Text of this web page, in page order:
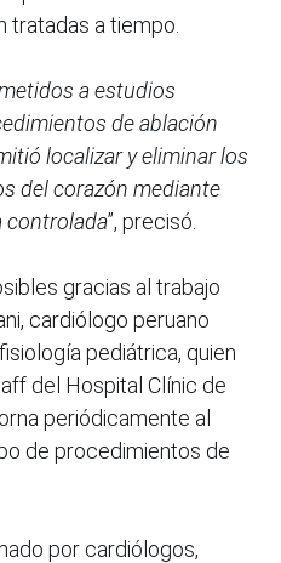
tratadas a tiempo.
a estudios
de ablación
localizar y eliminar los
del corazón mediante
controlada”, precisó.
gracias al trabajo
cardiólogo peruano
pediátrica, quien
del Hospital Clínic de
periódicamente al
de procedimientos de
por cardiólogos,